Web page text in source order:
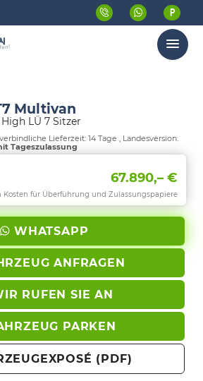
Menü
Multivan
LÜ 7 Sitzer
Lieferzeit: 14 Tage , Landesversion:
Tageszulassung
67.890,– €
Kosten für Überführung und Zulassungspapiere
WHATSAPP
ANFRAGEN
RUFEN SIE AN
PARKEN
(PDF)